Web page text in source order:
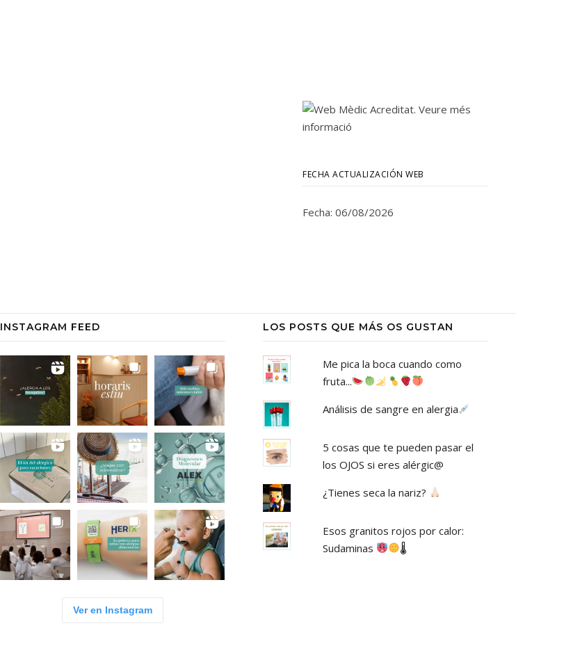
FECHA ACTUALIZACIÓN WEB
Fecha: 06/08/2026
INSTAGRAM FEED
Ver en Instagram
LOS POSTS QUE MÁS OS GUSTAN
Me pica la boca cuando como
fruta...
Análisis de sangre en alergia
5 cosas que te pueden pasar el
los OJOS si eres alérgic@
¿Tienes seca la nariz?
Esos granitos rojos por calor:
Sudaminas
🌡